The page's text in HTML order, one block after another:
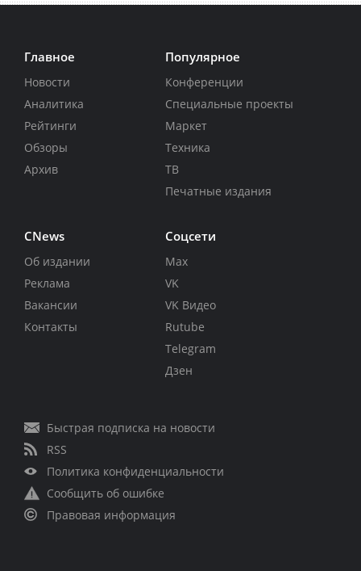
Главное
Новости
Аналитика
Рейтинги
Обзоры
Архив
Популярное
Конференции
Специальные проекты
Маркет
Техника
ТВ
Печатные издания
CNews
Об издании
Реклама
Вакансии
Контакты
Соцсети
Max
VK
VK Видео
Rutube
Telegram
Дзен
Быстрая подписка на новости
RSS
Политика конфиденциальности
Сообщить об ошибке
Правовая информация